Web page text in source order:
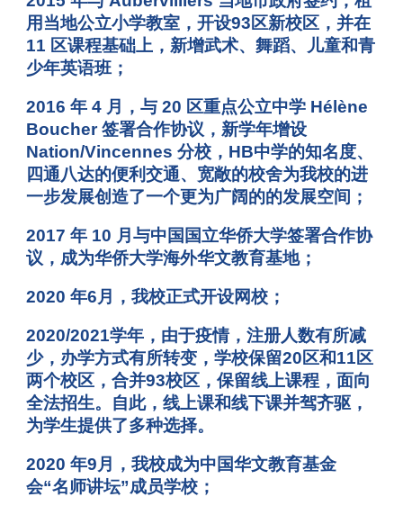
用当地公立小学教室，开设93区新校区，并在
11 区课程基础上，新增武术、舞蹈、儿童和青
少年英语班；
2016 年 4 月，与 20 区重点公立中学 Hélène
Boucher 签署合作协议，新学年增设
Nation/Vincennes 分校，HB中学的知名度、
四通八达的便利交通、宽敞的校舍为我校的进
一步发展创造了一个更为广阔的的发展空间；
2017 年 10 月与中国国立华侨大学签署合作协
议，成为华侨大学海外华文教育基地；
2020 年6月，我校正式开设网校；
2020/2021学年，由于疫情，注册人数有所减
少，办学方式有所转变，学校保留20区和11区
两个校区，合并93校区，保留线上课程，面向
全法招生。自此，线上课和线下课并驾齐驱，
为学生提供了多种选择。
2020 年9月，我校成为中国华文教育基金
会“名师讲坛”成员学校；